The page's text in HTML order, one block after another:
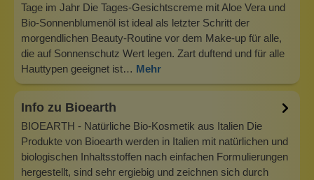
Tage im Jahr Die Tages-Gesichtscreme mit Aloe Vera und
Bio-Sonnenblumenöl ist ideal als letzter Schritt der
morgendlichen Beauty-Routine vor dem Make-up für alle,
die auf Sonnenschutz Wert legen. Zart duftend und für alle
Hauttypen geeignet ist… Mehr
Info zu Bioearth
BIOEARTH - Natürliche Bio-Kosmetik aus Italien Die
Produkte von Bioearth werden in Italien mit natürlichen und
biologischen Inhaltsstoffen nach einfachen Formulierungen
hergestellt, sind sehr ergiebig und zeichnen sich durch